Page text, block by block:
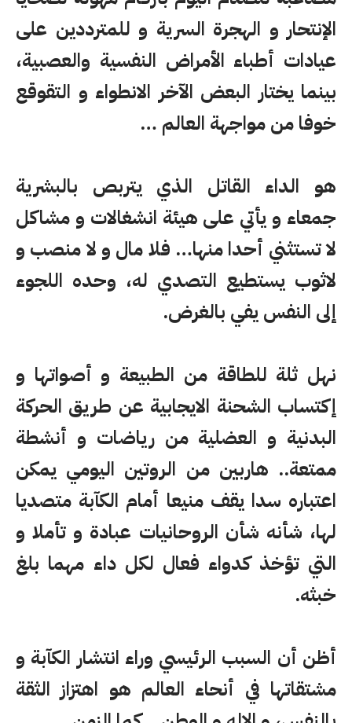
الإنتحار و الهجرة السرية و للمترددين على
عيادات أطباء الأمراض النفسية والعصبية،
بينما يختار البعض الآخر الانطواء و التقوقع
خوفا من مواجهة العالم …
هو الداء القاتل الذي يتربص بالبشرية
جمعاء و يأتي على هيئة انشغالات و مشاكل
لا تستثني أحدا منها… فلا مال و لا منصب و
لاثوب يستطيع التصدي له، وحده اللجوء
إلى النفس يفي بالغرض.
نهل ثلة للطاقة من الطبيعة و أصواتها و
إكتساب الشحنة الايجابية عن طريق الحركة
البدنية و العضلية من رياضات و أنشطة
ممتعة.. هاربين من الروتين اليومي يمكن
اعتباره سدا يقف منيعا أمام الكآبة متصديا
لها، شأنه شأن الروحانيات عبادة و تأملا و
التي تؤخذ كدواء فعال لكل داء مهما بلغ
خبثه.
أظن أن السبب الرئيسي وراء انتشار الكآبة و
مشتقاتها في أنحاء العالم هو اهتزاز الثقة